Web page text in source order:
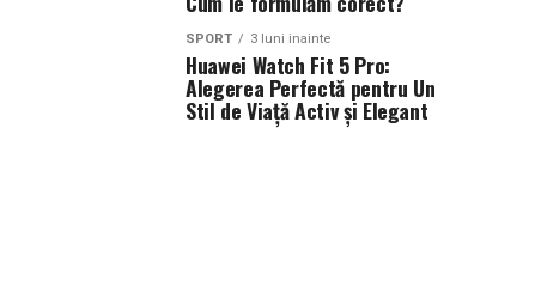
SPORT 3 luni inainte
Huawei Watch Fit 5 Pro:
Alegerea Perfectă pentru Un
Stil de Viață Activ și Elegant